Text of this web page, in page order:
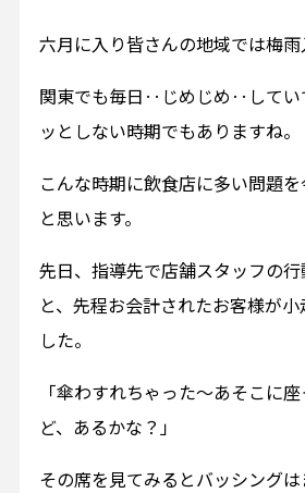
六月に入り皆さんの地域では梅
関東でも毎日‥じめじめ‥してい
ッとしない時期でもありますね。
こんな時期に飲食店に多い問題
と思います。
先日、指導先で店舗スタッフの
と、先程お会計されたお客様が
した。
「傘わすれちゃった～あそこに
ど、あるかな？」
その席を見てみるとバッシング